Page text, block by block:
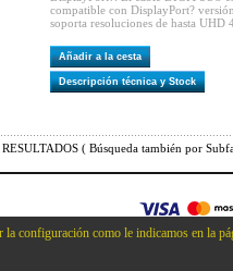
compatible con DisplayPort?
soporta resoluciones de hasta UHD
Añadir a la cesta
Descripción técnica y Stock
( Búsqueda también por
la configuración como le indicamos en la